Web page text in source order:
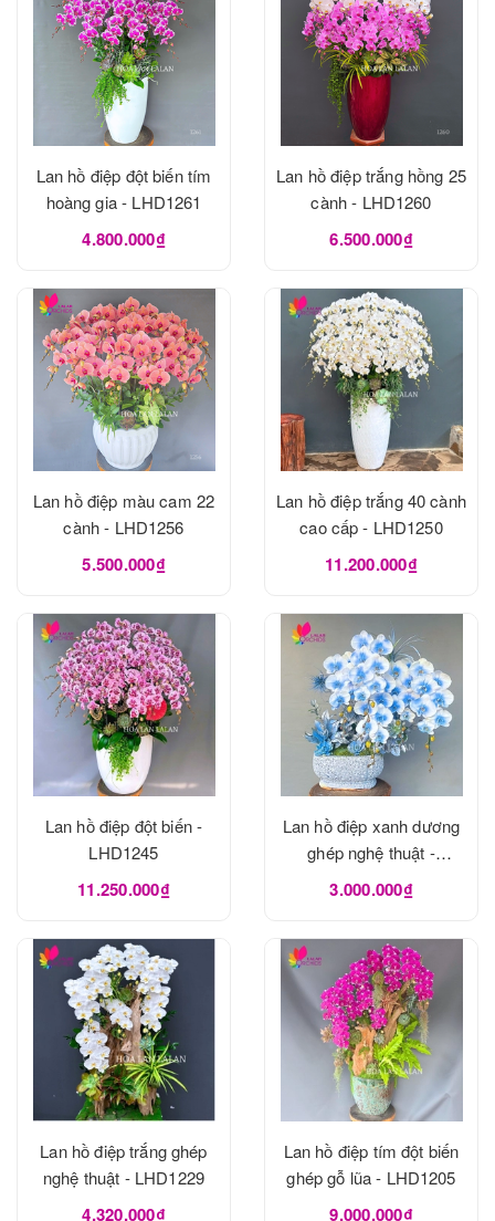
Lan hồ điệp đột biến tím
hoàng gia - LHD1261
4.800.000₫
Lan hồ điệp trắng hồng 25
cành - LHD1260
6.500.000₫
Lan hồ điệp màu cam 22
cành - LHD1256
5.500.000₫
Lan hồ điệp trắng 40 cành
cao cấp - LHD1250
11.200.000₫
Lan hồ điệp đột biến -
LHD1245
11.250.000₫
Lan hồ điệp xanh dương
ghép nghệ thuật -
LHD1240
3.000.000₫
Lan hồ điệp trắng ghép
nghệ thuật - LHD1229
4.320.000₫
Lan hồ điệp tím đột biến
ghép gỗ lũa - LHD1205
9.000.000₫